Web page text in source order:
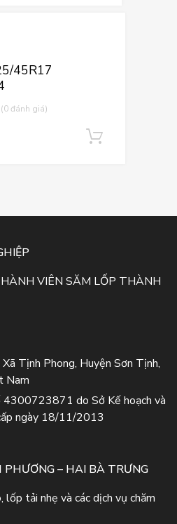
45R17
(0 đánh giá)
VIÊN SĂM LỐP THÀNH
Tịnh Phong, Huyện Sơn Tịnh,
Nam
4300723871 do Sở Kế hoạch và
ngày 18/11/2013
– HAI BÀ TRƯNG
tải nhẹ và các dịch vụ chăm